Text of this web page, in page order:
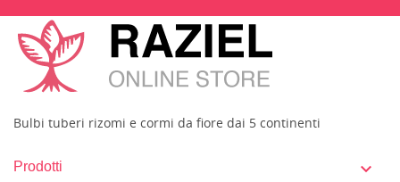
Bulbi tuberi rizomi e cormi da fiore dai 5 continenti
Prodotti 